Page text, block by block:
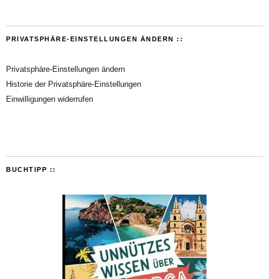
PRIVATSPHÄRE-EINSTELLUNGEN ÄNDERN ::
Privatsphäre-Einstellungen ändern
Historie der Privatsphäre-Einstellungen
Einwilligungen widerrufen
BUCHTIPP ::